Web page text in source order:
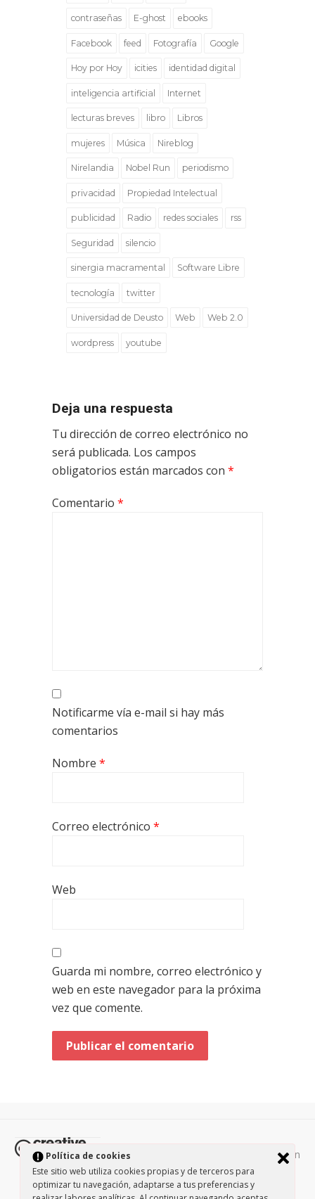
Política de cookies
Este sitio web utiliza cookies propias y de terceros para
optimizar tu navegación, adaptarse a tus preferencias y
contraseñas E-ghost ebooks
Facebook feed Fotografía Google
Hoy por Hoy icities identidad digital
inteligencia artificial Internet
lecturas breves libro Libros
mujeres Música Nireblog
Nirelandia Nobel Run periodismo
privacidad Propiedad Intelectual
publicidad Radio redes sociales rss
Seguridad silencio
sinergia macramental Software Libre
tecnología twitter
Universidad de Deusto Web Web 2.0
wordpress youtube
Deja una respuesta
Tu dirección de correo electrónico no
será publicada. Los campos
obligatorios están marcados con *
Comentario *
Notificarme vía e-mail si hay más
comentarios
Nombre *
Correo electrónico *
Web
Guarda mi nombre, correo electrónico y
web en este navegador para la próxima
vez que comente.
Todos los contenidos de esta página están
protegidos por la licencia Creative Commons Attribution-
NonCommercial-ShareAlike 3.0. / Política de privacidad